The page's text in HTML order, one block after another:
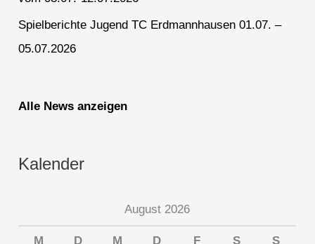
Spielberichte Jugend TC Erdmannhausen 01.07. –
05.07.2026
Alle News anzeigen
Kalender
August 2026
M D M D F S S